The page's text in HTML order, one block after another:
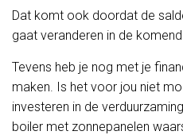
Dat komt ook doordat de
gaat veranderen in de
Tevens heb je nog met je
maken. Is het voor jou niet
investeren in de
boiler met zonnepanelen